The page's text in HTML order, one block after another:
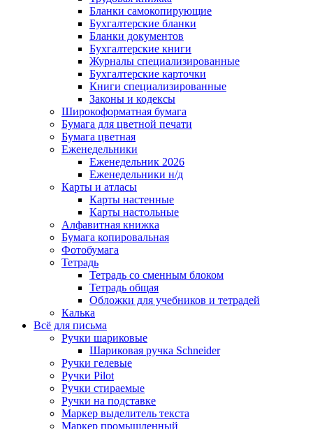
Бланки самокопирующие
Бухгалтерские бланки
Бланки документов
Бухгалтерские книги
Журналы специализированные
Бухгалтерские карточки
Книги специализированные
Законы и кодексы
Широкоформатная бумага
Бумага для цветной печати
Бумага цветная
Еженедельники
Еженедельник 2026
Еженедельники н/д
Карты и атласы
Карты настенные
Карты настольные
Алфавитная книжка
Бумага копировальная
Фотобумага
Тетрадь
Тетрадь со сменным блоком
Тетрадь общая
Обложки для учебников и тетрадей
Калька
Всё для письма
Ручки шариковые
Шариковая ручка Schneider
Ручки гелевые
Ручки Pilot
Ручки стираемые
Ручки на подставке
Маркер выделитель текста
Маркер промышленный